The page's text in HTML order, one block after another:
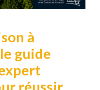
à
guide
réussir